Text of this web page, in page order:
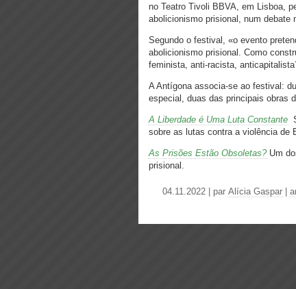
no Teatro Tivoli BBVA, em Lisboa,
abolicionismo prisional, num debate
Segundo o festival, «o evento
abolicionismo prisional. Como
feminista, anti-racista,
A Antígona associa-se ao festival:
especial, duas das principais obras
A Liberdade é Uma Luta Constante
sobre as lutas contra a violência de
As Prisões Estão Obsoletas?Um
prisional.
04.11.2022 | par Alícia Gaspar